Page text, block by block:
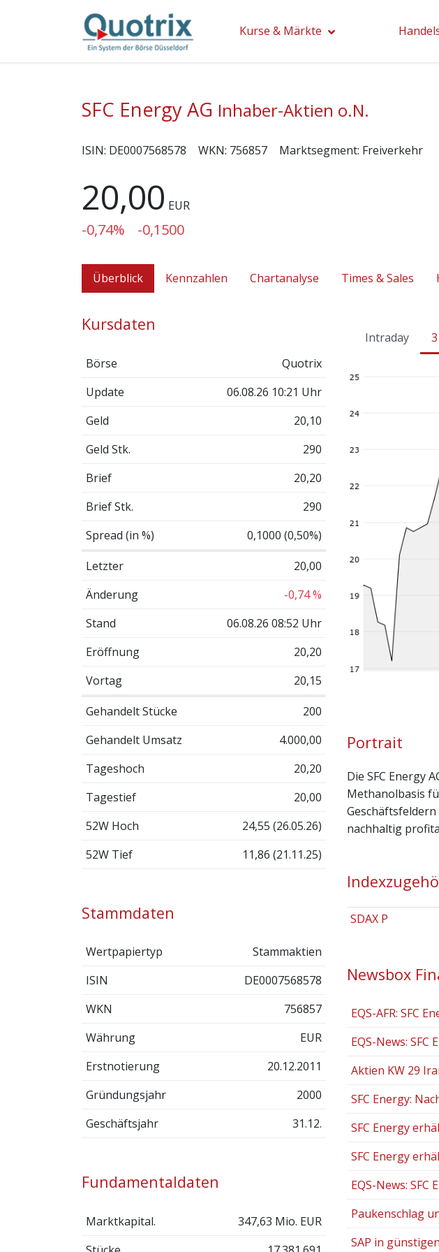
Kurse & Märkte
SFC Energy AG Inhaber-Aktien o.N.
ISIN: DE0007568578 WKN: 756857 Marktsegment: Freiverkehr
20,00 EUR
-0,74% -0,1500
Überblick Kennzahlen Chartanalyse Times & Sales
Kursdaten
Börse
Quotrix
Update
06.08.26 10:21 Uhr
Geld
20,10
Geld Stk.
290
Brief
20,20
Brief Stk.
290
Spread (in %)
0,1000 (0,50%)
Letzter
20,00
Änderung
-0,74 %
Stand
06.08.26 08:52 Uhr
Eröffnung
20,20
Vortag
20,15
Gehandelt Stücke
200
Gehandelt Umsatz
4.000,00
Tageshoch
20,20
Tagestief
20,00
52W Hoch
24,55 (26.05.26)
52W Tief
11,86 (21.11.25)
Stammdaten
Wertpapiertyp
Stammaktien
ISIN
DE0007568578
WKN
756857
Währung
EUR
Erstnotierung
20.12.2011
Gründungsjahr
2000
Geschäftsjahr
31.12.
Fundamentaldaten
Marktkapital.
347,63 Mio. EUR
Intraday
Portrait
Die SFC Energy
Methanolbasis
Geschäftsfeldern
nachhaltig
SDAX P
Newsbox
EQS-AFR: SFC
EQS-News:
Aktien KW 29
SFC Energy:
SFC Energy
SFC Energy
EQS-News:
Paukenschlag
SAP in